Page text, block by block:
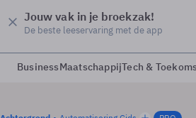
Jouw vak in je broekzak!
De beste leeservaring met de app
BusinessMaatschappijTech &